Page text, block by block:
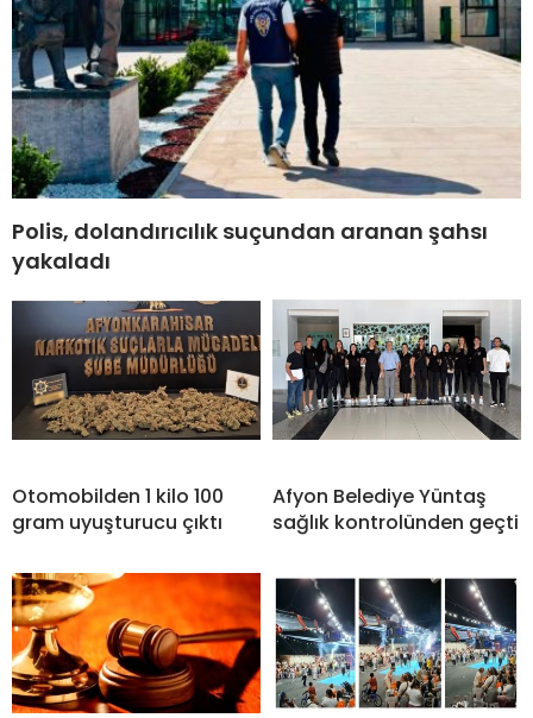
Polis, dolandırıcılık suçundan aranan şahsı
yakaladı
Otomobilden 1 kilo 100
gram uyuşturucu çıktı
Afyon Belediye Yüntaş
sağlık kontrolünden geçti